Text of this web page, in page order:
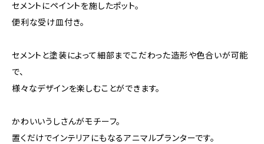
セメントにペイントを施したポット。
便利な受け皿付き。
セメントと塗装によって細部までこだわった造形や色合いが可能
で、
様々なデザインを楽しむことができます。
かわいいうしさんがモチーフ。
置くだけでインテリアにもなるアニマルプランターです。